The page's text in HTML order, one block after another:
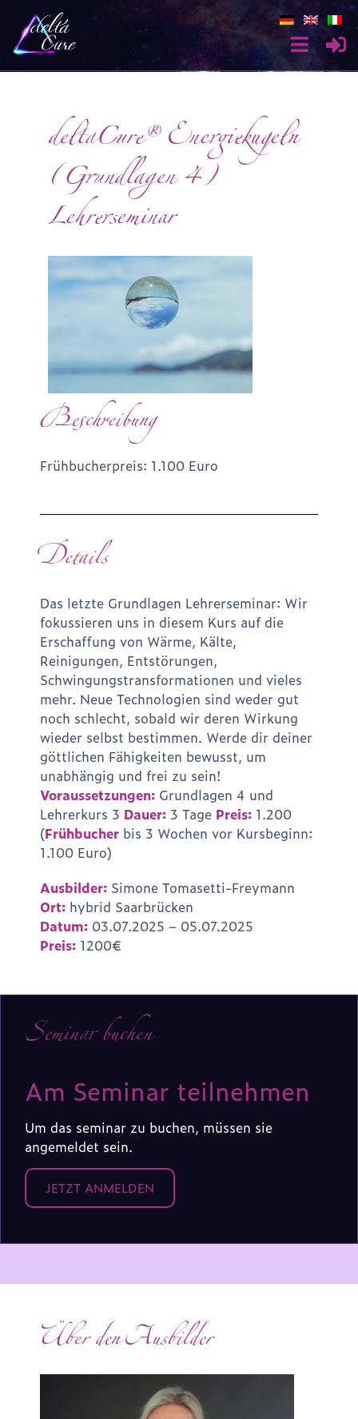
deltaCure® Energiekugeln
(Grundlagen 4)
Lehrerseminar
Beschreibung
Frühbucherpreis: 1.100 Euro
Details
Das letzte Grundlagen Lehrerseminar: Wir
fokussieren uns in diesem Kurs auf die
Erschaffung von Wärme, Kälte,
Reinigungen, Entstörungen,
Schwingungstransformationen und vieles
mehr. Neue Technologien sind weder gut
noch schlecht, sobald wir deren Wirkung
wieder selbst bestimmen. Werde dir deiner
göttlichen Fähigkeiten bewusst, um
unabhängig und frei zu sein!
Voraussetzungen: Grundlagen 4 und
Lehrerkurs 3 Dauer: 3 Tage Preis: 1.200
(Frühbucher bis 3 Wochen vor Kursbeginn:
1.100 Euro)
Ausbilder: Simone Tomasetti-Freymann
Ort: hybrid Saarbrücken
Datum: 03.07.2025 – 05.07.2025
Preis: 1200€
Seminar buchen
Am Seminar teilnehmen
Um das seminar zu buchen, müssen sie
angemeldet sein.
JETZT ANMELDEN
Über den Ausbilder